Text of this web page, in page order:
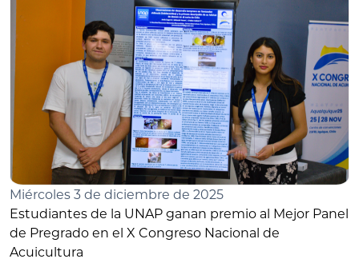
Miércoles 3 de diciembre de 2025
Estudiantes de la UNAP ganan premio al Mejor Panel
de Pregrado en el X Congreso Nacional de
Acuicultura